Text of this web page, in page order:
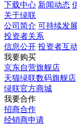
下载中心 新闻动态
关于绿联
公司简介 可持续发展
投资者关系
信息公开 投资者互动
我要购买
京东自营旗舰店
天猫绿联数码旗舰店
绿联官方商城
我要合作
招商合作
经销商申请